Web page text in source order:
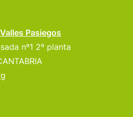
Pasiegos
nº1 2º planta